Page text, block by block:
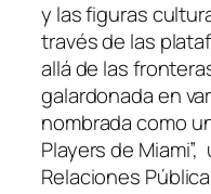
y las figuras
través de las
allá de las
galardonada en
nombrada como
Players de Miami”,
Relaciones